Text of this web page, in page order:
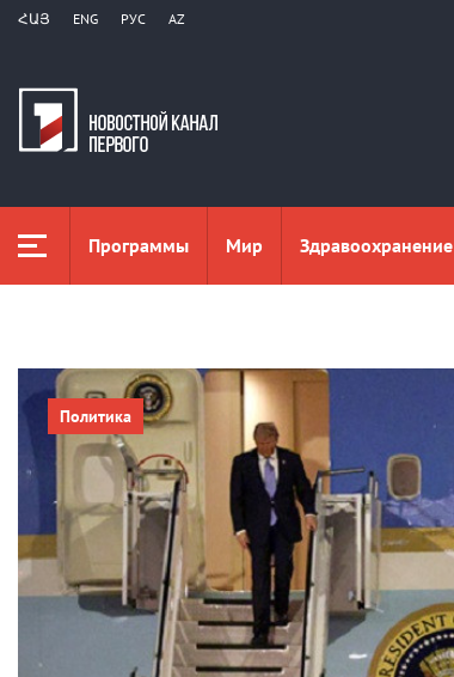
ՀԱՅ ENG РУС AZ
Программы Мир Здравоохранение
Политика